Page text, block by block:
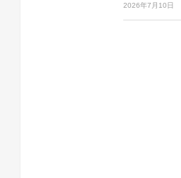
2026年7月10日